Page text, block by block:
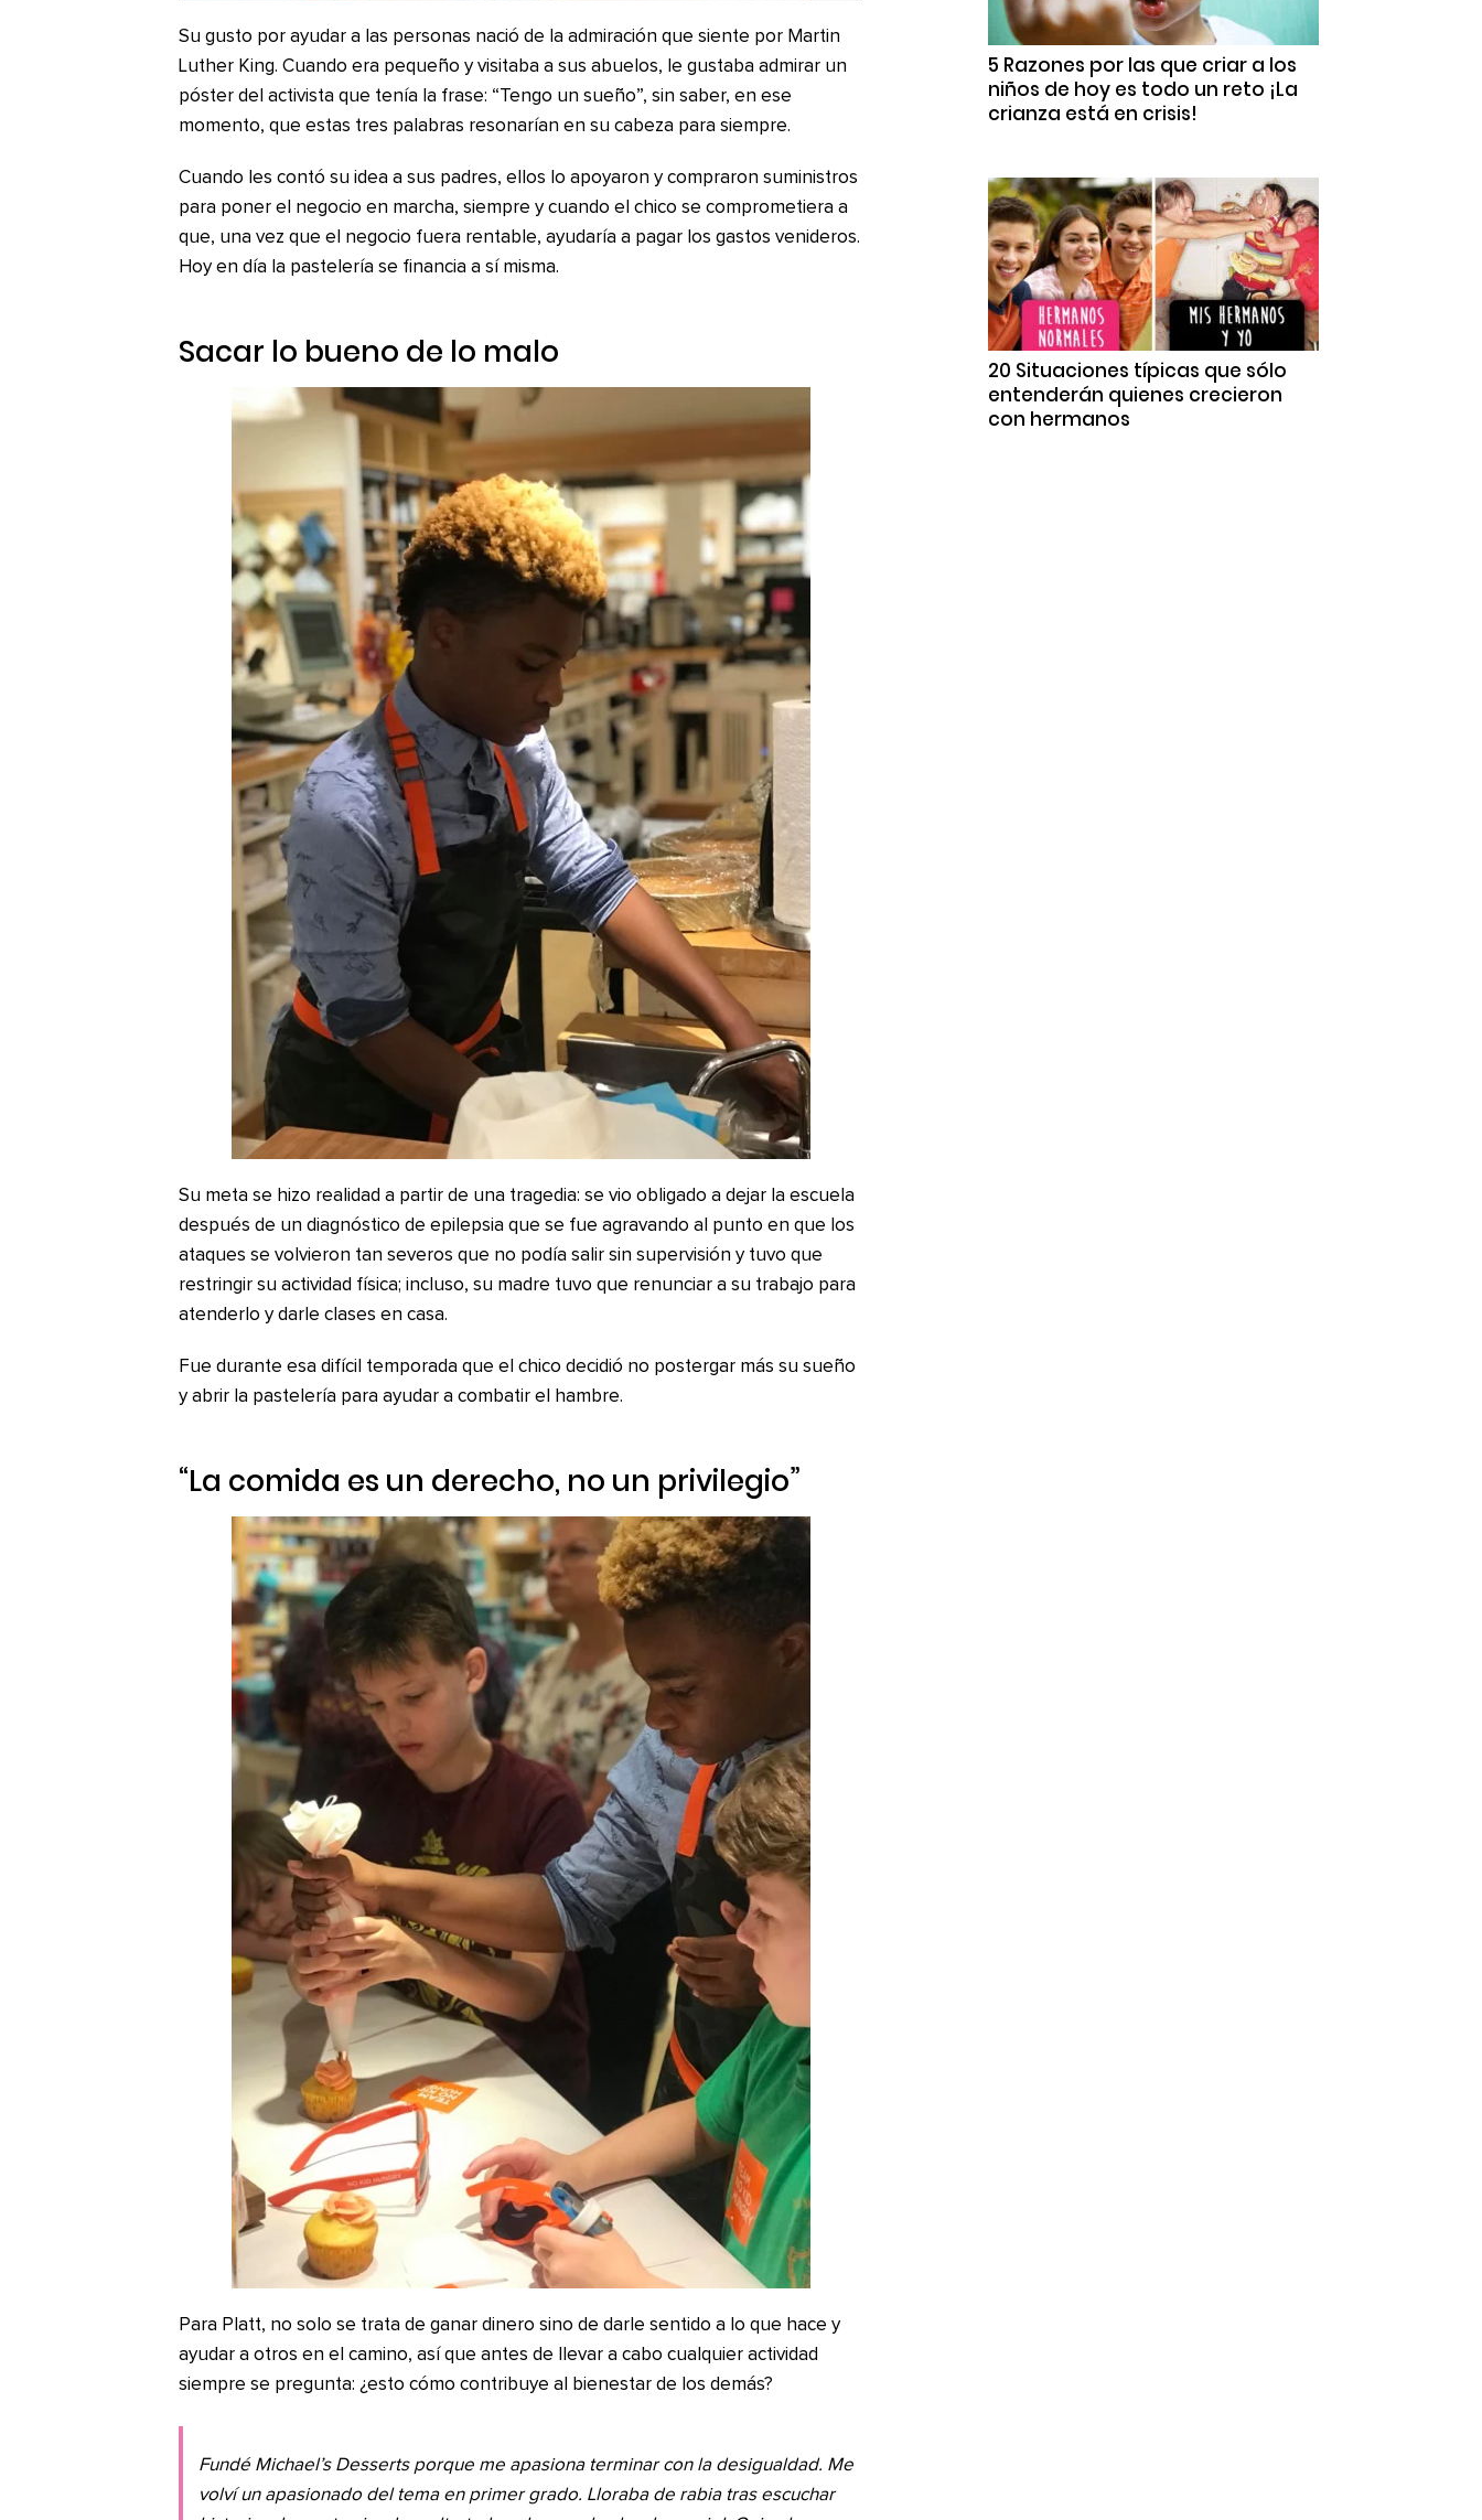
Su gusto por ayudar a las personas nació de la admiración que siente por Martin
Luther King. Cuando era pequeño y visitaba a sus abuelos, le gustaba admirar un
póster del activista que tenía la frase: “Tengo un sueño”, sin saber, en ese
momento, que estas tres palabras resonarían en su cabeza para siempre.
Cuando les contó su idea a sus padres, ellos lo apoyaron y compraron suministros
para poner el negocio en marcha, siempre y cuando el chico se comprometiera a
que, una vez que el negocio fuera rentable, ayudaría a pagar los gastos venideros.
Hoy en día la pastelería se financia a sí misma.
Sacar lo bueno de lo malo
Su meta se hizo realidad a partir de una tragedia: se vio obligado a dejar la escuela
después de un diagnóstico de epilepsia que se fue agravando al punto en que los
ataques se volvieron tan severos que no podía salir sin supervisión y tuvo que
restringir su actividad física; incluso, su madre tuvo que renunciar a su trabajo para
atenderlo y darle clases en casa.
Fue durante esa difícil temporada que el chico decidió no postergar más su sueño
y abrir la pastelería para ayudar a combatir el hambre.
“La comida es un derecho, no un privilegio”
Para Platt, no solo se trata de ganar dinero sino de darle sentido a lo que hace y
ayudar a otros en el camino, así que antes de llevar a cabo cualquier actividad
siempre se pregunta: ¿esto cómo contribuye al bienestar de los demás?
Fundé Michael’s Desserts porque me apasiona terminar con la desigualdad. Me
volví un apasionado del tema en primer grado. Lloraba de rabia tras escuchar
5 Razones por las que criar a los
niños de hoy es todo un reto ¡La
crianza está en crisis!
20 Situaciones típicas que sólo
entenderán quienes crecieron
con hermanos